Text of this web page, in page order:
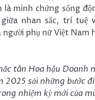
là minh chứng sống
nhan sắc, trí tuệ
phụ nữ Việt Nam
tân Hoa hậu Doanh
2025 sải những bướcđi
nhiệm kỳ mớicủa